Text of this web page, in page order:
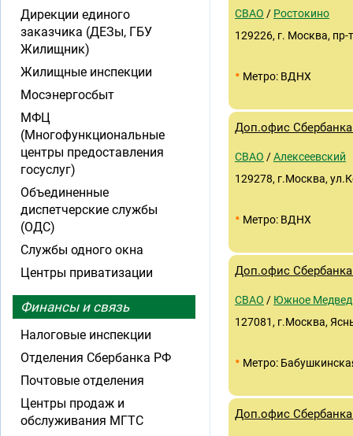
СВАО / Ростокино
129226, г. Москва, пр-
• Метро: ВДНХ
Доп.офис
СВАО /Алексеевский
129278, г.Москва,
• Метро: ВДНХ
Доп.офис
СВАО / Южное
127081, г.Москва,
• Метро:
Доп.офис
Дирекции единого
заказчика (ДЕЗы, ГБУ
Жилищник)
Жилищные инспекции
Мосэнергосбыт
МФЦ
(Многофункциональные
центры предоставления
госуслуг)
Объединенные
диспетчерские службы
(ОДС)
Службы одного окна
Центры приватизации
Финансы и связь
Налоговые инспекции
Отделения Сбербанка РФ
Почтовые отделения
Центры продаж и
обслуживания МГТС